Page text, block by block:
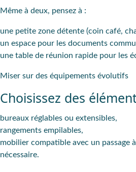
Même à deux, pensez à :
une petite zone détente (coin café,
un espace pour les documents
une table de réunion rapide pour les
Miser sur des équipements évolutifs
Choisissez des
bureaux réglables ou extensibles,
rangements empilables,
mobilier compatible avec un passage
nécessaire.